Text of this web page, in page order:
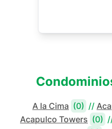
A la Cima (0) //
Acapulco Towers (0)